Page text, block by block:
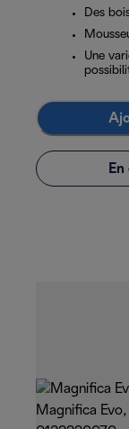
Des
Une